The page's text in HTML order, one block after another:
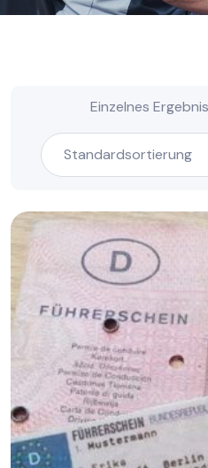
Einzelnes